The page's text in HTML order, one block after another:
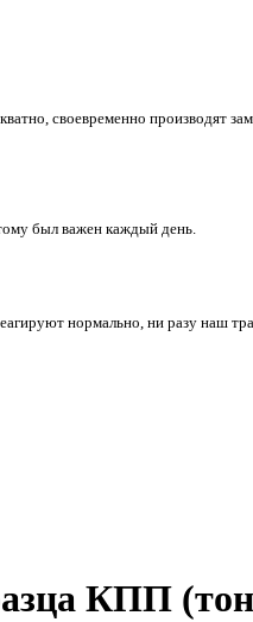
своевременно производят
был важен каждый день.
нормально, ни разу наш
КПП